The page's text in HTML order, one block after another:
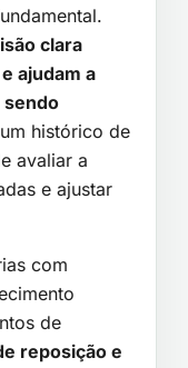
clara
ajudam a
sendo
histórico de
avaliar a
e ajustar
com
de
reposição e